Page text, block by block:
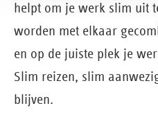
helpt om je werk slim uit
worden met elkaar
en op de juiste plek je
Slim reizen, slim
blijven.